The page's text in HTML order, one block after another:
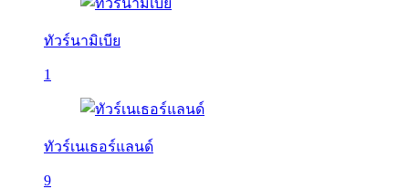
ทัวร์นามิเบีย
1
ทัวร์เนเธอร์แลนด์
9